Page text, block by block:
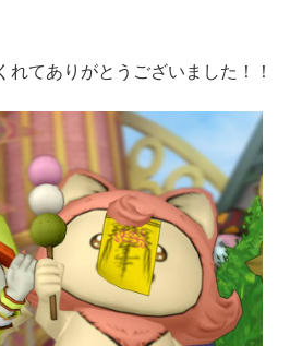
れてありがとうございました！！